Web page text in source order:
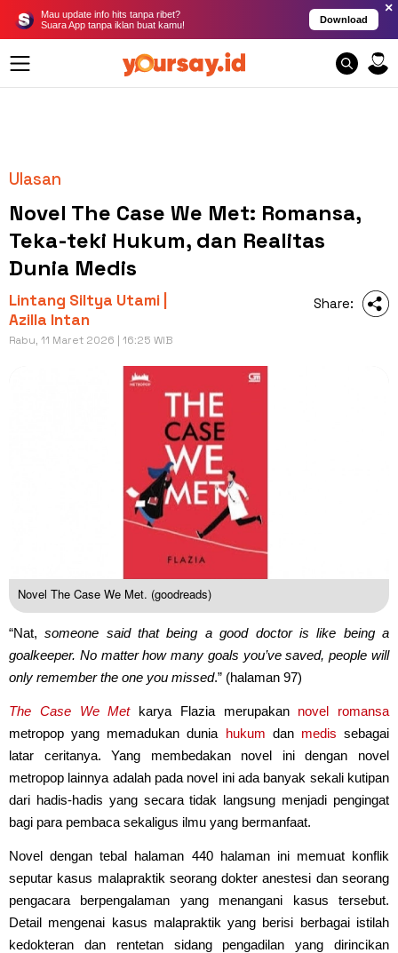
Mau update info hits tanpa ribet?
Suara App tanpa iklan buat kamu!
Download
×
Ulasan
Novel The Case We Met: Romansa,
Teka-teki Hukum, dan Realitas
Dunia Medis
Lintang Siltya Utami |
Azilla Intan
Rabu, 11 Maret 2026 | 16:25 WIB
Share:
Novel The Case We Met. (goodreads)
“Nat,someone said that being a good doctor is like being a
goalkeeper. No matter how many goals you’ve saved, people will
only remember the one you missed.” (halaman 97)
The Case We Metkarya Flazia merupakan novel
romansa
metropop yang memadukan dunia hukum dan medis sebagai
latar ceritanya. Yang membedakan novel ini dengan novel
metropop lainnya adalah pada novel ini ada banyak sekali kutipan
dari hadis-hadis yang secara tidak langsung menjadi pengingat
bagi para pembaca sekaligus ilmu yang bermanfaat.
Novel dengan tebal halaman 440 halaman ini memuat konflik
seputar kasus malapraktik seorang dokter anestesi dan seorang
pengacara berpengalaman yang menangani kasus tersebut.
Detail mengenai kasus malapraktik yang berisi berbagai istilah
kedokteran dan rentetan sidang pengadilan yang dirincikan